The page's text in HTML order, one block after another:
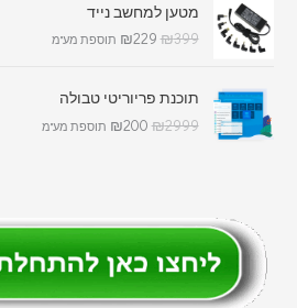
מטען למחשב נייד
₪399
₪229 תוספת מע"מ
תוכנת פריוריטי טבולה
₪2999
₪200 תוספת מע"מ